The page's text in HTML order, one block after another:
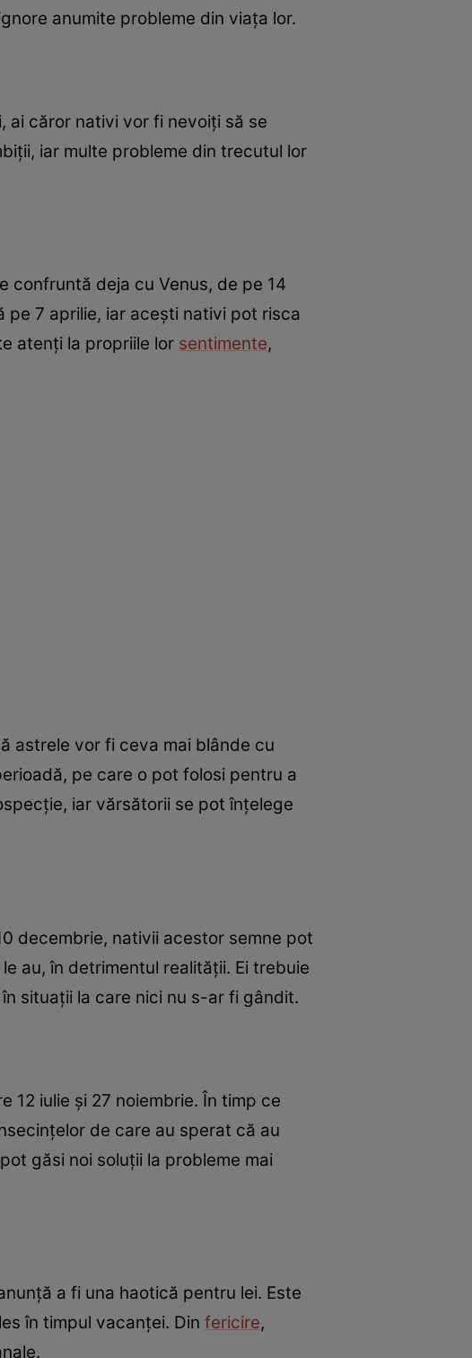
anumite probleme din viața lor.
ai căror nativi vor fi nevoiți să se
iar multe probleme din trecutul lor
confruntă deja cu Venus, de pe 14
7 aprilie, iar acești nativi pot risca
atenți la propriile lor sentimente,
astrele vor fi ceva mai blânde cu
pe care o pot folosi pentru a
iar vărsătorii se pot înțelege
decembrie, nativii acestor semne pot
au, în detrimentul realității. Ei trebuie
situații la care nici nu s-ar fi gândit.
iulie și 27 noiembrie. În timp ce
de care au sperat că au
găsi noi soluții la probleme mai
a fi una haotică pentru lei. Este
în timpul vacanței. Din fericire,